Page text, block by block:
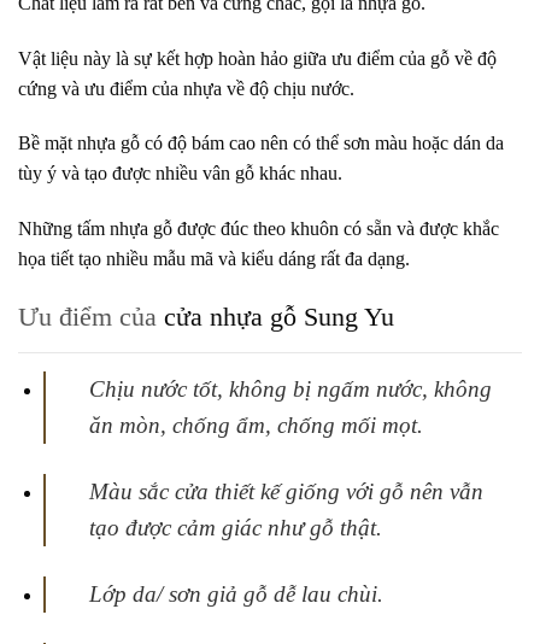
Vật liệu này là sự kết hợp hoàn hảo giữa ưu điểm của gỗ về độ
cứng và ưu điểm của nhựa về độ chịu nước.
Bề mặt nhựa gỗ có độ bám cao nên có thể sơn màu hoặc dán da
tùy ý và tạo được nhiều vân gỗ khác nhau.
Những tấm nhựa gỗ được đúc theo khuôn có sẵn và được khắc
họa tiết tạo nhiều mẫu mã và kiểu dáng rất đa dạng.
Ưu điểm của cửa nhựa gỗ Sung Yu
Chịu nước tốt, không bị ngấm nước, không
ăn mòn, chống ẩm, chống mối mọt.
Màu sắc cửa thiết kế giống với gỗ nên vẫn
tạo được cảm giác như gỗ thật.
Lớp da/ sơn giả gỗ dễ lau chùi.